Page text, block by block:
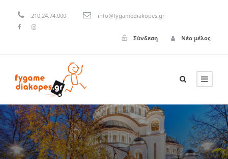
210.24.74.000 info@fygamediakopes.gr
Σύνδεση Νέο μέλος